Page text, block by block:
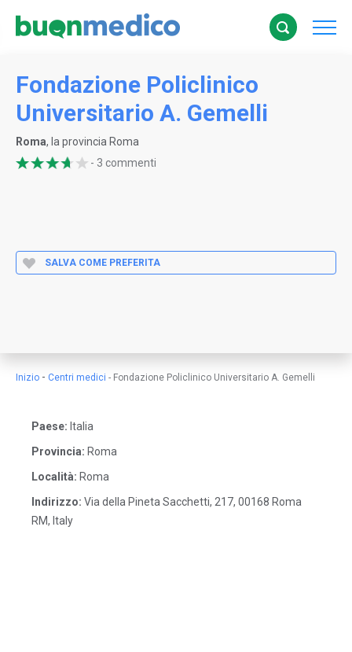
Fondazione Policlinico
Universitario A. Gemelli
Roma, la provincia Roma
- 3 commenti
SALVA COME PREFERITA
Inizio - Centri medici - Fondazione Policlinico Universitario A. Gemelli
Paese: Italia
Provincia: Roma
Località: Roma
Indirizzo: Via della Pineta Sacchetti, 217, 00168 Roma
RM, Italy